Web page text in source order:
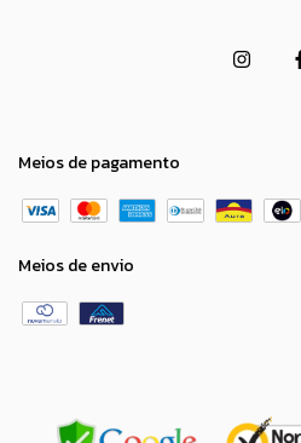
Meios de pagamento
Meios de envio